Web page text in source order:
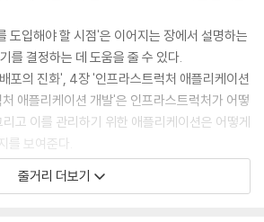
프라스트럭처 구현
여야 한다. 그런데 왜 이런 현실을 개선하기가
처가 성숙 단계에 도달해 사용자에게 지루함
러나 인프라스트럭처의 잠재력과 새로운 도전
열정을 불러 일으켰다.
니스 수행 방식과 관련해 다양한 산업 분야의
해 공조해왔으며, 오픈 소스 소프트웨어와 상부
가 새로운 개념과 혁신의 폭발을 불러 일으켰다.
인프라스트럭처와 애플리케이션에 등장한 도
을 것이다. 이런 식으로 인프라스트럭처 구축과
도입해야 할 시점'은 이어지는 장에서 설명하는
를 결정하는 데 도움을 줄 수 있다.
포의 진화', 4장 '인프라스트럭처 애플리케이션
애플리케이션 개발'은 인프라스트럭처가 어떻
고 이를 관리하기 위한 애플리케이션은 어떻게
를 보여준다.
프라스트럭처 테스트'는 테스트로부터 출발해
를 설계하는 방법을 설명한다.
줄거리 더보기